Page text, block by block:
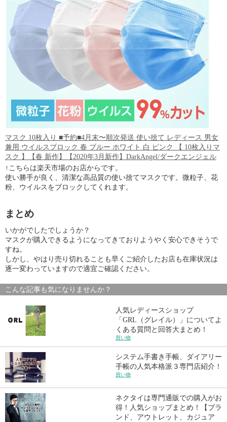
マスク 10枚入り ■予約■4月末〜順次発送 使い捨て レディース 男女
兼用 ウイルスブロック 春 ブルー ホワイト 白 ピンク 【 10枚入りマ
スク 】【春 新作】【2020年3月新作】DarkAngel/ダークエンジェル
↑こちらは楽天市場のお店からです。
使い勝手が良く、清潔な高品質の使い捨てマスクです。微粒子、花
粉、ウイルスをブロックしてくれます。
まとめ
いかがでしたでしょうか？
マスクが購入できるようになってきておりようやく安心できそうで
すね。
しかし、やはり売り切れることも早くご紹介したお店も在庫状況は
逐一変わっていますので適宜ご確認ください。
こんな記事も気になりませんか？
人気レディースショップ
「GRL（グレイル）」についてよ
くある質問と回答大まとめ！
買い物
システム手書き手帳、ダイアリー
手帳の人気本格派３専門店紹介！
買い物
ネクタイは専門通販での購入がお
得！人気ショップまとめ！【ブラ
ンド、アウトレット、カジュア